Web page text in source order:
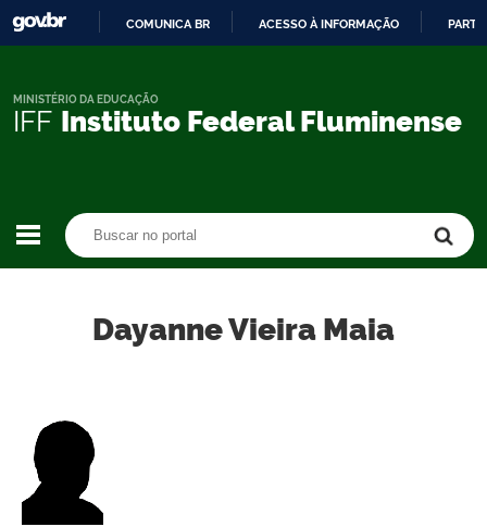
CONTEÚDO
COMUNICA BR ACESSO À INFORMAÇÃO
IFF Instituto Federal Fluminense
MINISTÉRIO DA EDUCAÇÃO
Dayanne Vieira Maia